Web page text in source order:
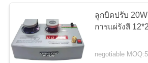
PRIVACY
POLICYกรอบทดลองส
ลูกบิดปรับ
การแผ่รังสี
negotiable MOQ:5